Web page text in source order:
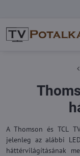
A Thomson és TCL
jelenleg az alábbi
háttérvilágításának